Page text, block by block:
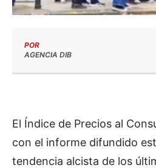
POR
AGENCIA DIB
El Índice de Precios al
con el informe difundido
tendencia alcista de los